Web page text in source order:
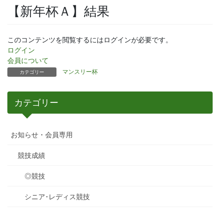
【新年杯Ａ】結果
このコンテンツを閲覧するにはログインが必要です。
ログイン
会員について
カテゴリー マンスリー杯
カテゴリー
お知らせ・会員専用
競技成績
◎競技
シニア･レディス競技